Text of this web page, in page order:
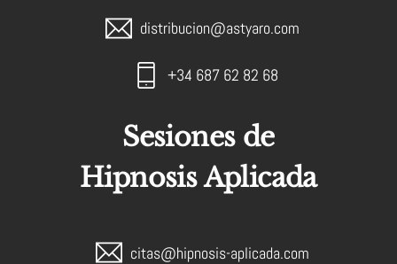
distribucion@astyaro.com
+34 687 62 82 68
Sesiones de
Hipnosis Aplicada
citas@hipnosis-aplicada.com